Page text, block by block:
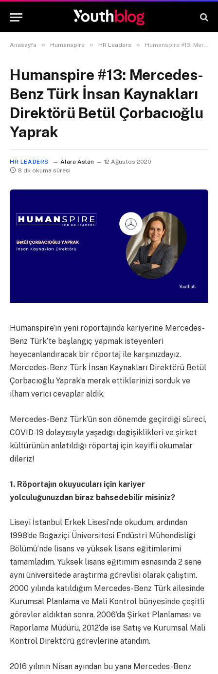
Anasayfa » Humanspire » HR Leaders » Humanspire #13: Mercedes-Benz Türk İnsan Kaynakları Direktörü Betül Çorbacıoğlu Yaprak
Humanspire #13: Mercedes-
Benz Türk İnsan Kaynakları
Direktörü Betül Çorbacıoğlu
Yaprak
HR LEADERS Alara Aslan
12 Ağustos 2020
8 dk okuma süresi
Humanspire’ın yeni röportajında kariyerine Mercedes-
Benz Türk’te başlangıç yapmak isteyenleri
heyecanlandıracak bir röportaj ile karşınızdayız.
Mercedes-Benz Türk İnsan Kaynakları Direktörü Betül
Çorbacıoğlu Yaprak’a merak ettiklerinizi sorduk ve
ilham verici cevaplar aldık.
Mercedes-Benz Türk’ün son dönemde geçirdiği süreci,
COVID-19 dolayısıyla yaşadığı değişiklikleri ve şirket
kültürünün anlatıldığı röportaj için keyifli okumalar
dileriz!
1. Röportajın okuyucuları için kariyer
yolculuğunuzdan biraz bahsedebilir misiniz?
Liseyi İstanbul Erkek Lisesi’nde okudum, ardından
1998’de Boğaziçi Üniversitesi Endüstri Mühendisliği
Bölümü’nde lisans ve yüksek lisans eğitimlerimi
tamamladım. Yüksek lisans eğitimim esnasında 2 sene
aynı üniversitede araştırma görevlisi olarak çalıştım.
2000 yılında katıldığım Mercedes-Benz Türk ailesinde
Kurumsal Planlama ve Mali Kontrol bünyesinde çeşitli
görevler aldıktan sonra, 2006’da Şirket Planlaması ve
Raporlama Müdürü, 2012’de ise Satış ve Kurumsal Mali
Kontrol Direktörü görevlerine atandım.
2016 yılının Nisan ayından bu yana Mercedes-Benz